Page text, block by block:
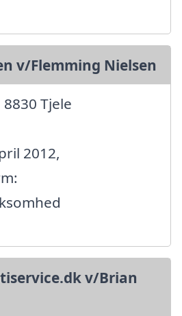
v/Flemming Nielsen
Tjele
2012,
v/Brian